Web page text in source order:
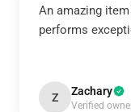
An amazing
performs
Z Zachary
Verified